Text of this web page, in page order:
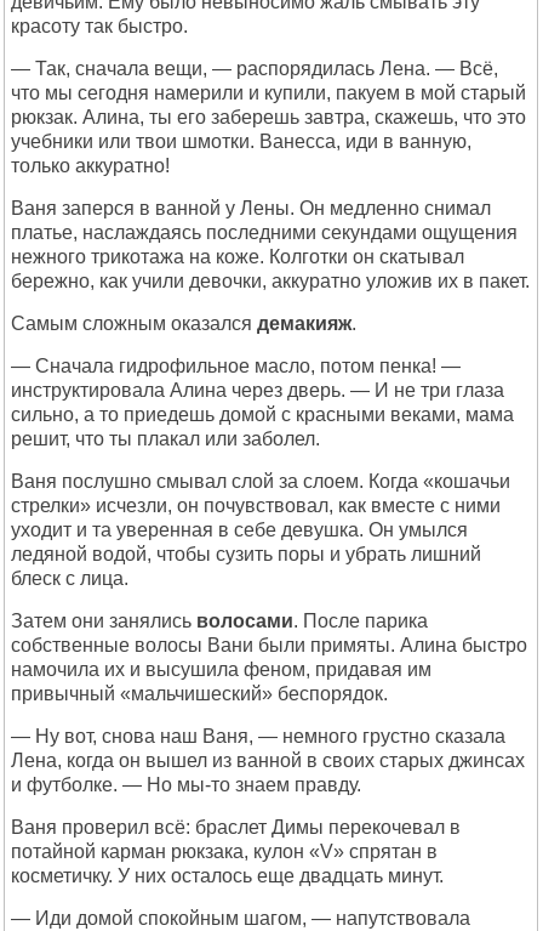
красоту так быстро.
— Так, сначала вещи, — распорядилась Лена. — Всё,
что мы сегодня намерили и купили, пакуем в мой старый
рюкзак. Алина, ты его заберешь завтра, скажешь, что это
учебники или твои шмотки. Ванесса, иди в ванную,
только аккуратно!
Ваня заперся в ванной у Лены. Он медленно снимал
платье, наслаждаясь последними секундами ощущения
нежного трикотажа на коже. Колготки он скатывал
бережно, как учили девочки, аккуратно уложив их в пакет.
Самым сложным оказался демакияж.
— Сначала гидрофильное масло, потом пенка! —
инструктировала Алина через дверь. — И не три глаза
сильно, а то приедешь домой с красными веками, мама
решит, что ты плакал или заболел.
Ваня послушно смывал слой за слоем. Когда «кошачьи
стрелки» исчезли, он почувствовал, как вместе с ними
уходит и та уверенная в себе девушка. Он умылся
ледяной водой, чтобы сузить поры и убрать лишний
блеск с лица.
Затем они занялись волосами. После парика
собственные волосы Вани были примяты. Алина быстро
намочила их и высушила феном, придавая им
привычный «мальчишеский» беспорядок.
— Ну вот, снова наш Ваня, — немного грустно сказала
Лена, когда он вышел из ванной в своих старых джинсах
и футболке. — Но мы-то знаем правду.
Ваня проверил всё: браслет Димы перекочевал в
потайной карман рюкзака, кулон «V» спрятан в
косметичку. У них осталось еще двадцать минут.
— Иди домой спокойным шагом, — напутствовала